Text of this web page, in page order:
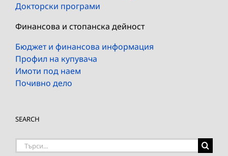
Докторски програми
Финансова и стопанска дейност
Бюджет и финансова информация
Профил на купувача
Имоти под наем
Почивно дело
SEARCH
Търсене